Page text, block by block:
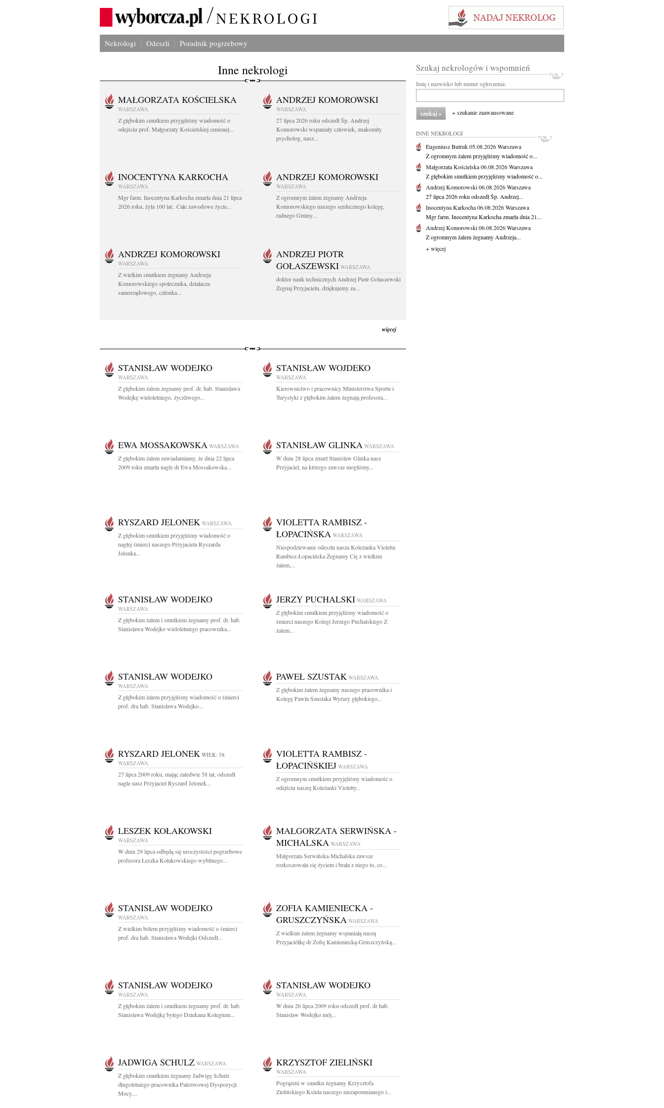
Nekrologi Odeszli Poradnik pogrzebowy
Inne nekrologi
MAŁGORZATA KOŚCIELSKA
WARSZAWA
Z głębokim smutkiem przyjęliśmy wiadomość o
odejściu prof. Małgorzaty Kościelskiej cenionej...
ANDRZEJ KOMOROWSKI
WARSZAWA
27 lipca 2026 roku odszedł Śp. Andrzej
Komorowski wspaniały człowiek, znakomity
psycholog, nasz...
INOCENTYNA KARKOCHA
WARSZAWA
Mgr farm. Inocentyna Karkocha zmarła dnia 21 lipca
2026 roku, żyła 100 lat.. Całe zawodowe życie...
ANDRZEJ KOMOROWSKI
WARSZAWA
Z ogromnym żalem żegnamy Andrzeja
Komorowskiego naszego serdecznego kolegę,
radnego Gminy...
ANDRZEJ KOMOROWSKI
WARSZAWA
Z wielkim smutkiem żegnamy Andrzeja
Komorowskiego społecznika, działacza
samorządowego, członka...
ANDRZEJ PIOTR
GOŁASZEWSKI WARSZAWA
doktor nauk technicznych Andrzej Piotr Gołaszewski
Żegnaj Przyjacielu, dziękujemy za...
więcej
STANISŁAW WODEJKO
WARSZAWA
Z głębokim żalem żegnamy prof. dr. hab. Stanisława
Wodejkę wieloletniego, życzliwego...
STANISŁAW WOJDEKO
WARSZAWA
Kierownictwo i pracownicy Ministerstwa Sportu i
Turystyki z głębokim żalem żegnają profesora...
EWA MOSSAKOWSKA WARSZAWA
Z głębokim żalem zawiadamiamy, że dnia 22 lipca
2009 roku zmarła nagle dr Ewa Mossakowska...
STANISŁAW GLINKA WARSZAWA
W dniu 28 lipca zmarł Stanisław Glinka nasz
Przyjaciel, na którego zawsze mogliśmy...
RYSZARD JELONEK WARSZAWA
Z głębokim smutkiem przyjęliśmy wiadomość o
nagłej śmierci naszego Przyjaciela Ryszarda
Jelonka...
VIOLETTA RAMBISZ -
ŁOPACIŃSKA WARSZAWA
Niespodziewanie odeszła nasza Koleżanka Violetta
Rambisz-Łopacińska Żegnamy Cię z wielkim
żalem,...
STANISŁAW WODEJKO
WARSZAWA
Z głębokim żalem i smutkiem żegnamy prof. dr. hab.
Stanisława Wodejko wieloletniego pracownika...
JERZY PUCHALSKI WARSZAWA
Z głębokim smutkiem przyjęliśmy wiadomość o
śmierci naszego Kolegi Jerzego Puchalskiego Z
żalem...
STANISŁAW WODEJKO
WARSZAWA
Z głębokim żalem przyjęliśmy wiadomość o śmierci
prof. dra hab. Stanisława Wodejko...
PAWEŁ SZUSTAK WARSZAWA
Z głębokim żalem żegnamy naszego pracownika i
Kolegę Pawła Szustaka Wyrazy głębokiego...
RYSZARD JELONEK WIEK: 58
WARSZAWA
27 lipca 2009 roku, mając zaledwie 58 lat, odszedł
nagle nasz Przyjaciel Ryszard Jelonek...
VIOLETTA RAMBISZ -
ŁOPACIŃSKIEJ WARSZAWA
Z ogromnym smutkiem przyjęliśmy wiadomość o
odejściu naszej Koleżanki Violetty...
LESZEK KOŁAKOWSKI
WARSZAWA
W dniu 29 lipca odbędą się uroczystości pogrzebowe
profesora Leszka Kołakowskiego wybitnego...
MAŁGORZATA SERWIŃSKA -
MICHALSKA WARSZAWA
Małgorzata Serwińska-Michalska zawsze
rozkoszowała się życiem i brała z niego to, co...
STANISŁAW WODEJKO
WARSZAWA
Z wielkim bólem przyjęliśmy wiadomość o śmierci
prof. dra hab. Stanisława Wodejki Odszedł...
ZOFIA KAMIENIECKA -
GRUSZCZYŃSKA WARSZAWA
Z wielkim żalem żegnamy wspaniałą naszą
Przyjaciółkę dr Zofię Kamieniecką-Gruszczyńską...
STANISŁAW WODEJKO
WARSZAWA
Z głębokim żalem i smutkiem żegnamy prof. dr. hab.
Stanisława Wodejkę byłego Dziekana Kolegium...
STANISŁAW WODEJKO
WARSZAWA
W dniu 26 lipca 2009 roku odszedł prof. dr hab.
Stanisław Wodejko mój...
JADWIGA SCHULZ WARSZAWA
Z głębokim smutkiem żegnamy Jadwigę Schulz
długoletniego pracownika Państwowej Dyspozycji
Mocy....
KRZYSZTOF ZIELIŃSKI
WARSZAWA
Pogrążeni w smutku żegnamy Krzysztofa
Zielińskiego Ksiula naszego niezapomnianego i...
Szukaj nekrologów i wspomnień
Imię i nazwisko lub numer ogłoszenia:
+ szukanie zaawansowane
INNE NEKROLOGI
Eugeniusz Butruk05.08.2026Warszawa
Z ogromnym żalem przyjęliśmy wiadomość o...
Małgorzata Kościelska06.08.2026Warszawa
Z głębokim smutkiem przyjęliśmy wiadomość o...
Andrzej Komorowski06.08.2026Warszawa
27 lipca 2026 roku odszedł Śp. Andrzej...
Inocentyna Karkocha06.08.2026Warszawa
Mgr farm. Inocentyna Karkocha zmarła dnia 21...
Andrzej Komorowski06.08.2026Warszawa
Z ogromnym żalem żegnamy Andrzeja...
+ więcej